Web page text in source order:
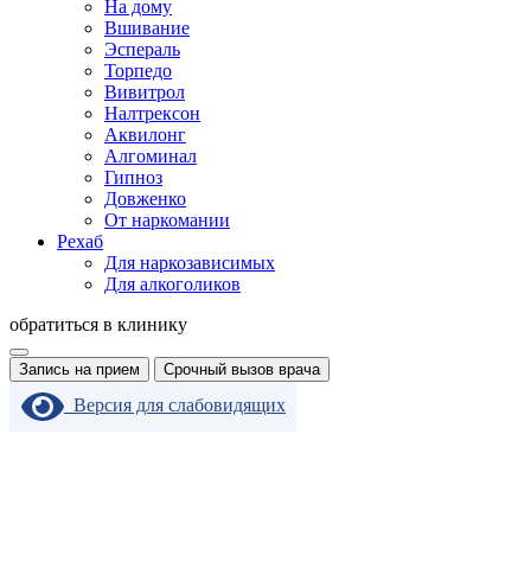
На дому
Вшивание
Эспераль
Торпедо
Вивитрол
Налтрексон
Аквилонг
Алгоминал
Гипноз
Довженко
От наркомании
Рехаб
Для наркозависимых
Для алкоголиков
обратиться в клинику
Запись на прием Срочный вызов врача
Версия для слабовидящих